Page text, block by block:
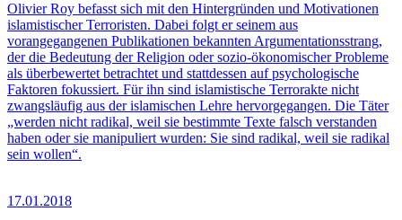
Olivier Roy befasst sich mit den Hintergründen und Motivationen
islamistischer Terroristen. Dabei folgt er seinem aus
vorangegangenen Publikationen bekannten Argumentationsstrang,
der die Bedeutung der Religion oder sozio-ökonomischer Probleme
als überbewertet betrachtet und stattdessen auf psychologische
Faktoren fokussiert. Für ihn sind islamistische Terrorakte nicht
zwangsläufig aus der islamischen Lehre hervorgegangen. Die Täter
„werden nicht radikal, weil sie bestimmte Texte falsch verstanden
haben oder sie manipuliert wurden: Sie sind radikal, weil sie radikal
sein wollen“.
17.01.2018